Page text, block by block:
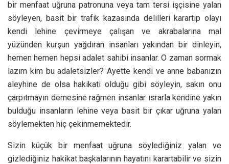
bir menfaat uğruna patronuna veya tam tersi işçisine yalan
söyleyen, basit bir trafik kazasında delilleri karartıp olayı
kendi lehine çevirmeye çalışan ve akrabalarına mal
yüzünden kurşun yağdıran insanları yakından bir dinleyin,
hemen hemen hepsi adalet sahibi insanlar. O zaman sormak
lazım kim bu adaletsizler? Ayette kendi ve anne babanızın
aleyhine de olsa hakikati olduğu gibi söyleyin, sakın onu
çarpıtmayın demesine rağmen insanlar ısrarla kendine yakın
bulduğu insanların lehine veya basit bir çıkar uğruna yalan
söylemekten hiç çekinmemektedir.
Sizin küçük bir menfaat uğruna söylediğiniz yalan ve
gizlediğiniz hakikat başkalarının hayatını karartabilir ve sizin